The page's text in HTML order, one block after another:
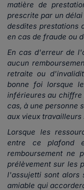
matière de
prescrite par un
desdites prestations
en cas de fraude ou
En cas d'erreur de
aucun
retraite ou
bonne foi lorsque
inférieures au
cas, à une personne
aux vieux travailleurs
Lorsque les
entre ce plafond
remboursement ne
prélèvement sur les
l'assujetti sont alors
amiable qui